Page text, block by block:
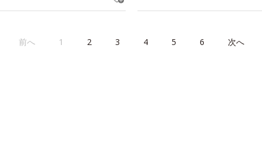
前へ 1 2 3 4 5 6 次へ